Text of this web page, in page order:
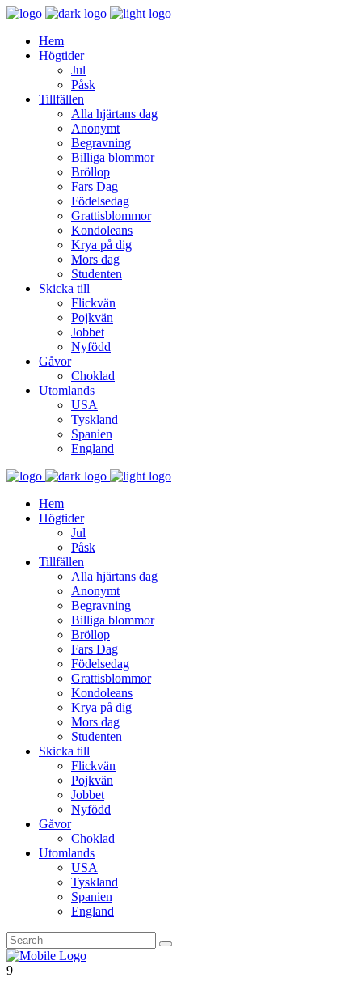
Hem
Högtider
Jul
Påsk
Tillfällen
Alla hjärtans dag
Anonymt
Begravning
Billiga blommor
Bröllop
Fars Dag
Födelsedag
Grattisblommor
Kondoleans
Krya på dig
Mors dag
Studenten
Skicka till
Flickvän
Pojkvän
Jobbet
Nyfödd
Gåvor
Choklad
Utomlands
USA
Tyskland
Spanien
England
Hem
Högtider
Jul
Påsk
Tillfällen
Alla hjärtans dag
Anonymt
Begravning
Billiga blommor
Bröllop
Fars Dag
Födelsedag
Grattisblommor
Kondoleans
Krya på dig
Mors dag
Studenten
Skicka till
Flickvän
Pojkvän
Jobbet
Nyfödd
Gåvor
Choklad
Utomlands
USA
Tyskland
Spanien
England